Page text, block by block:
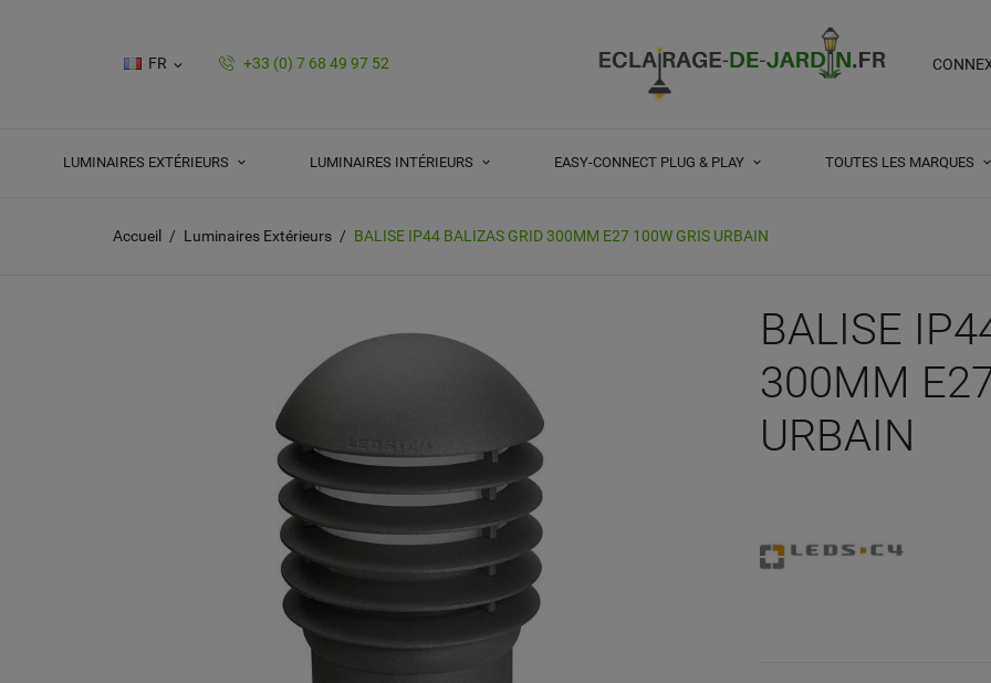
FR  +33 (0) 7 68 49 97 52
LUMINAIRES EXTÉRIEURS LUMINAIRES INTÉRIEURS EASY-CONNECT PLUG & PLAY TOUTES LES MARQUES
Accueil Luminaires Extérieurs BALISE IP44 BALIZAS GRID 300MM E27 100W GRIS URBAIN
BALISE
300MM
URBAIN